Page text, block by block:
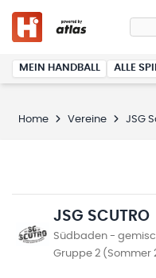
MEIN HANDBALL ALLE
Home Vereine JSG
JSG SCUTRO
Südbaden -
Gruppe 2 (Sommer